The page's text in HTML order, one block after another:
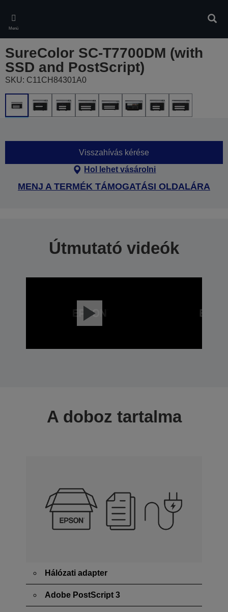
main
content
Menü
SureColor SC-T7700DM (with
SSD and PostScript)
SKU: C11CH84301A0
Visszahívás kérése
Hol lehet vásárolni
MENJ A TERMÉK TÁMOGATÁSI OLDALÁRA
Útmutató videók
A doboz tartalma
Hálózati adapter
Adobe PostScript 3